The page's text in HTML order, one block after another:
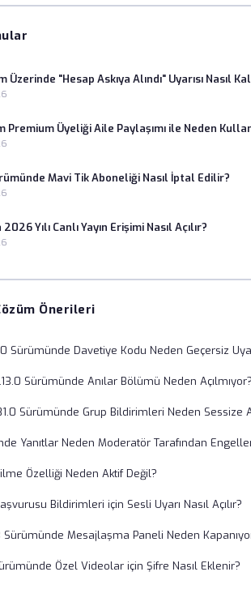
Üzerinde "Hesap Askıya Alındı" Uyarısı Nasıl
Premium Üyeliği Aile Paylaşımı ile Neden
Mavi Tik Aboneliği Nasıl İptal Edilir?
Yılı Canlı Yayın Erişimi Nasıl Açılır?
Önerileri
Sürümünde Davetiye Kodu Neden Geçersiz
Sürümünde Anılar Bölümü Neden
Sürümünde Grup Bildirimleri Neden Sessize
Yanıtlar Neden Moderatör Tarafından
Özelliği Neden Aktif Değil?
Bildirimleri için Sesli Uyarı Nasıl Açılır?
Sürümünde Mesajlaşma Paneli Neden
Özel Videolar için Şifre Nasıl Eklenir?